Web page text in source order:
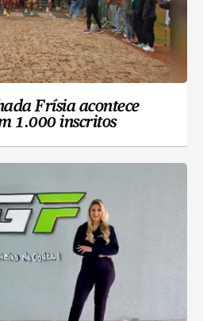
Frísia acontece
1.000 inscritos